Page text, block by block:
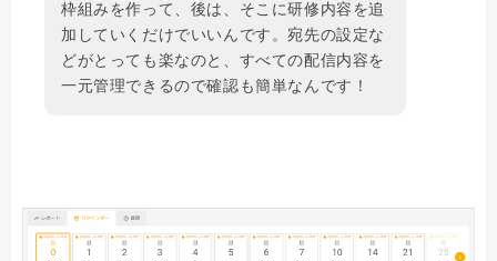
枠組みを作って、後は、そこに研修内容を追
加していくだけでいいんです。宛先の設定な
どがとっても楽なのと、すべての配信内容を
一元管理できるので確認も簡単なんです！